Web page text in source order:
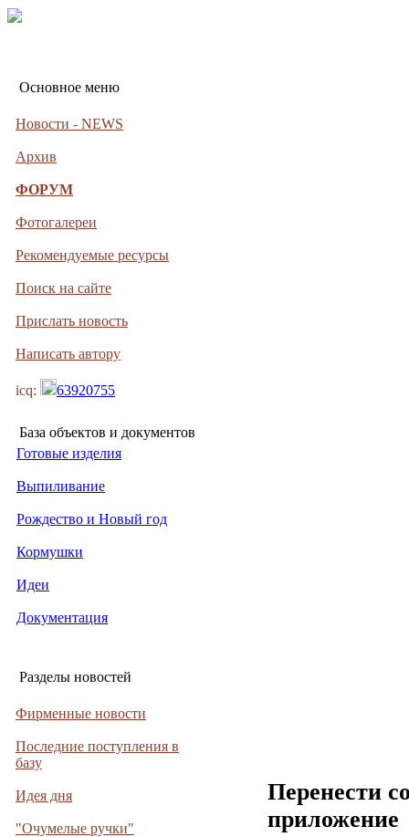
Основное меню
Новости - NEWS
Архив
ФОРУМ
Фотогалереи
Рекомендуемые ресурсы
Поиск на сайте
Прислать новость
Написать автору
icq: 63920755
База объектов и документов
Готовые изделия
Выпиливание
Рождество и Новый год
Кормушки
Идеи
Документация
Разделы новостей
Фирменные новости
Последние поступления в
базу
Идея дня
"Очумелые ручки"
Перенести
приложение